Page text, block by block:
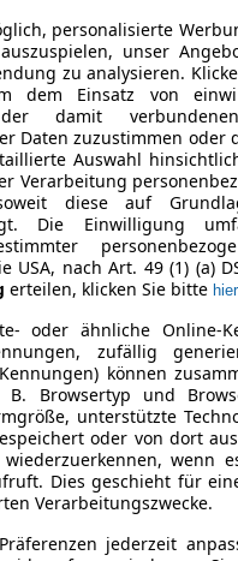
personalisierte
unser
zu analysieren.
dem Einsatz von
damit
Daten zuzustimmen oder
Auswahl
Verarbeitung
diese auf
Die Einwilligung
USA, nach Art. 49 (1) (a)
erteilen, klicken Sie bitte hier
oder ähnliche Online-
zufällig
können
Browsertyp und
unterstützte
oder von dort
wenn
Dies geschieht für
Verarbeitungszwecke.
jederzeit